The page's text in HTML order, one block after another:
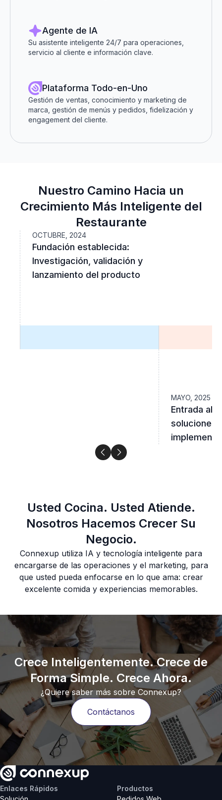
Agente de IA
Su asistente inteligente 24/7 para operaciones,
servicio al cliente e información clave.
Plataforma Todo-en-Uno
Gestión de ventas, conocimiento y marketing de
marca, gestión de menús y pedidos, fidelización y
engagement del cliente.
Nuestro Camino Hacia un
Crecimiento Más Inteligente del
Restaurante
OCTUBRE, 2024
Fundación establecida:
Investigación, validación y
lanzamiento del producto
MAYO, 2025
Entrada al
soluciones
Usted Cocina. Usted Atiende.
Nosotros Hacemos Crecer Su
Negocio.
Connexup utiliza IA y tecnología inteligente para
encargarse de las operaciones y el marketing, para
que usted pueda enfocarse en lo que ama: crear
excelente comida y experiencias memorables.
Crece Inteligentemente. Crece de
Forma Simple. Crece Ahora.
¿Quiere saber más sobre Connexup?
Contáctanos
Productos
Enlaces Rápidos